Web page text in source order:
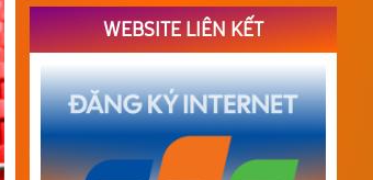
WEBSITE LIÊN KẾT